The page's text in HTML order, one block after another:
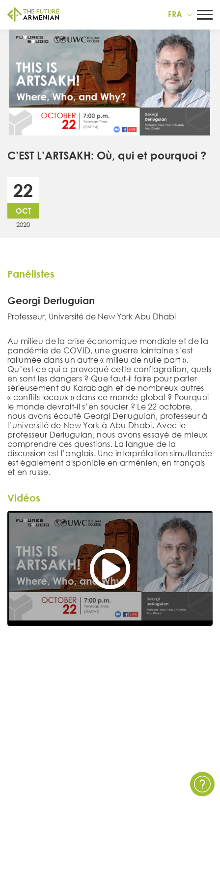
FRA
C’EST L’ARTSAKH: Où, qui et pourquoi ?
22
OCT
2020
Panélistes
Georgi Derluguian
Professeur, Université de New York Abu Dhabi
Au milieu de la crise économique mondiale et de la
pandémie de COVID, une guerre lointaine s’est
rallumée dans un autre « milieu de nulle part ».
Qu’est-ce qui a provoqué cette conflagration, quels
en sont les dangers ? Que faut-il faire pour parler
sérieusement du Karabagh et de nombreux autres
« conflits locaux » dans ce monde global ? Pourquoi
le monde devrait-il s’en soucier ? Le 22 octobre,
nous avons écouté Georgi Derluguian, professeur à
l’université de New York à Abu Dhabi. Avec le
professeur Derluguian, nous avons essayé de mieux
comprendre ces questions. La langue de la
discussion est l’anglais. Une interprétation simultanée
est également disponible en arménien, en français
et en russe.
Vidéos